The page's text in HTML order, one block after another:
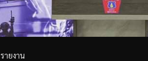
รายงาน